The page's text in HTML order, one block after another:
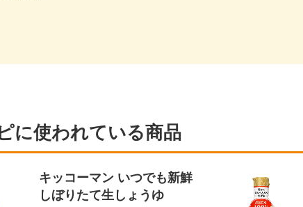
に使われている商品
キッコーマン いつでも新鮮
しぼりたて生しょうゆ